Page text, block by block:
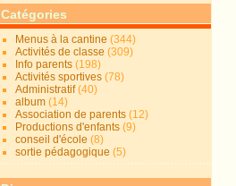
Catégories
Menus à la cantine (344)
Activités de classe (309)
Info parents (198)
Activités sportives (78)
Administratif(40)
album (14)
Association de parents (12)
Productions d'enfants (9)
conseil d'école (8)
sortie pédagogique (5)